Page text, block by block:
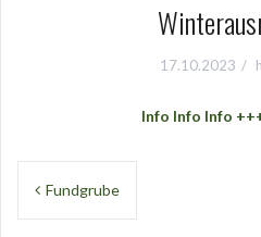
17.10.2023
Info Info Info
Beitragsnavigation
Fundgrube